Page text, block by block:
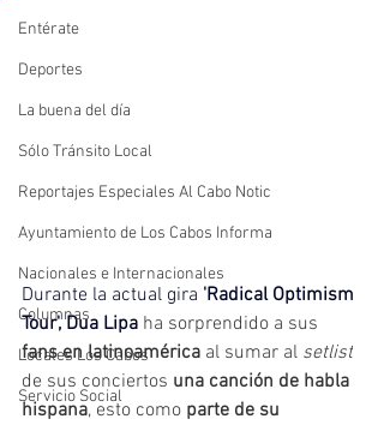
Entérate
Deportes
La buena del día
Sólo Tránsito Local
Reportajes Especiales Al Cabo Notic
Ayuntamiento de Los Cabos Informa
Nacionales e Internacionales
Columnas
Locales Los Cabos
Servicio Social
Durante la actual gira 'Radical Optimism
Tour', Dua Lipa ha sorprendido a sus
fans en latinoamérica al sumar al setlist
de sus conciertos una canción de habla
hispana, esto como parte de su